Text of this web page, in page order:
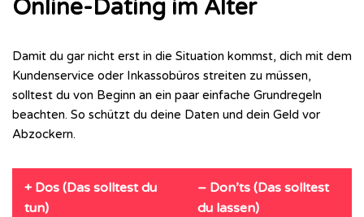
Online-Dating im Alter
Damit du gar nicht erst in die Situation kommst, dich mit dem
Kundenservice oder Inkassobüros streiten zu müssen,
solltest du von Beginn an ein paar einfache Grundregeln
beachten. So schützt du deine Daten und dein Geld vor
Abzockern.
+ Dos (Das solltest du
tun)
– Don’ts (Das solltest
du lassen)